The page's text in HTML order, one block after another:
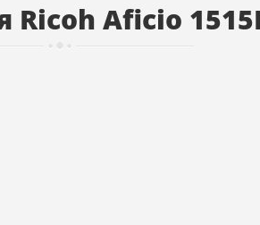
Ricoh Aficio